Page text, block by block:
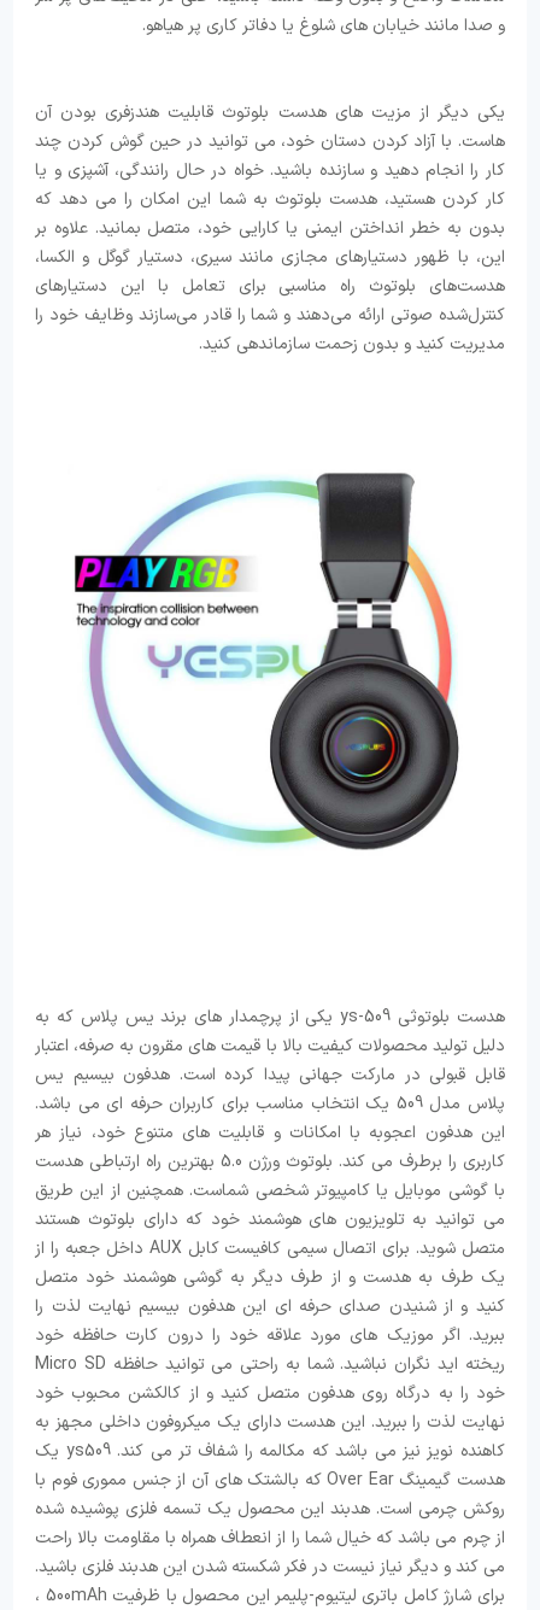
و صدا مانند خیابان های شلوغ یا دفاتر کاری پر هیاهو.
یکی دیگر از مزیت های هدست بلوتوث قابلیت هندزفری بودن آن
هاست. با آزاد کردن دستان خود، می توانید در حین گوش کردن چند
کار را انجام دهید و سازنده باشید. خواه در حال رانندگی، آشپزی و یا
کار کردن هستید، هدست بلوتوث به شما این امکان را می دهد که
بدون به خطر انداختن ایمنی یا کارایی خود، متصل بمانید. علاوه بر
این، با ظهور دستیارهای مجازی مانند سیری، دستیار گوگل و الکسا،
هدست‌های بلوتوث راه مناسبی برای تعامل با این دستیارهای
کنترل‌شده صوتی ارائه می‌دهند و شما را قادر می‌سازند وظایف خود را
مدیریت کنید و بدون زحمت سازماندهی کنید.
هدست بلوتوثی ys-509 یکی از پرچمدار های برند یس پلاس که به
دلیل تولید محصولات کیفیت بالا با قیمت های مقرون به صرفه، اعتبار
قابل قبولی در مارکت جهانی پیدا کرده است. هدفون بیسیم یس
پلاس مدل 509 یک انتخاب مناسب برای کاربران حرفه ای می باشد.
این هدفون اعجوبه با امکانات و قابلیت های متنوع خود، نیاز هر
کاربری را برطرف می کند. بلوتوث ورژن 5.0 بهترین راه ارتباطی هدست
با گوشی موبایل یا کامپیوتر شخصی شماست. همچنین از این طریق
می توانید به تلویزیون های هوشمند خود که دارای بلوتوث هستند
متصل شوید. برای اتصال سیمی کافیست کابل AUX داخل جعبه را از
یک طرف به هدست و از طرف دیگر به گوشی هوشمند خود متصل
کنید و از شنیدن صدای حرفه ای این هدفون بیسیم نهایت لذت را
ببرید. اگر موزیک های مورد علاقه خود را درون کارت حافظه خود
ریخته اید نگران نباشید. شما به راحتی می توانید حافظه Micro SD
خود را به درگاه روی هدفون متصل کنید و از کالکشن محبوب خود
نهایت لذت را ببرید. این هدست دارای یک میکروفون داخلی مجهز به
کاهنده نویز نیز می باشد که مکالمه را شفاف تر می کند. ys509 یک
هدست گیمینگ Over Ear که بالشتک های آن از جنس مموری فوم با
روکش چرمی است. هدبند این محصول یک تسمه فلزی پوشیده شده
از چرم می باشد که خیال شما را از انعطاف همراه با مقاومت بالا راحت
می کند و دیگر نیاز نیست در فکر شکسته شدن این هدبند فلزی باشید.
برای شارژ کامل باتری لیتیوم-پلیمر این محصول با ظرفیت 500mAh ،